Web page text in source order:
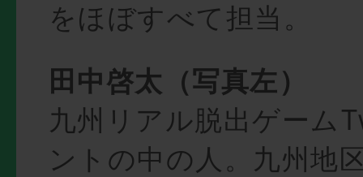
をほぼすべて担当。
田中啓太（写真左）
九州リアル脱出ゲーム
ントの中の人。九州地